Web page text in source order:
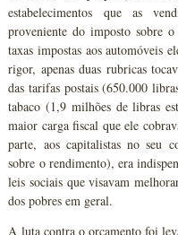
estabelecimentos que as
proveniente do imposto sobre
taxas impostas aos automóveis
rigor, apenas duas rubricas
das tarifas postais (650.000
tabaco (1,9 milhões de libras
maior carga fiscal que ele
parte, aos capitalistas no seu
sobre o rendimento), era
leis sociais que visavam
dos pobres em geral.
A luta contra o orçamento foi